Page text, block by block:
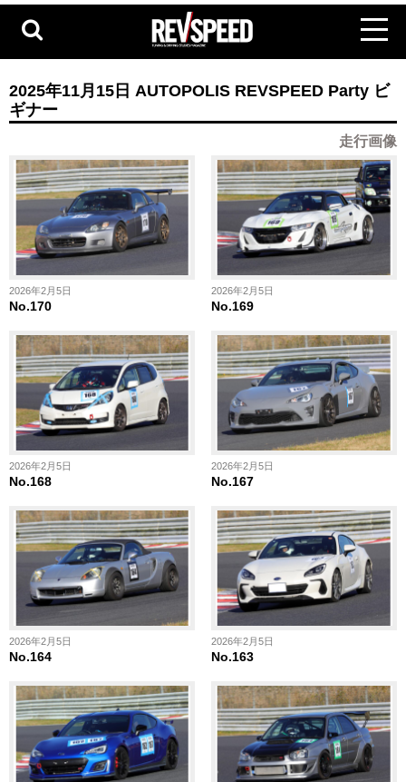
2025年11月15日 AUTOPOLIS REVSPEED Party ビ
ギナー
走行画像
2026年2月5日
No.170
2026年2月5日
No.169
2026年2月5日
No.168
2026年2月5日
No.167
2026年2月5日
No.164
2026年2月5日
No.163